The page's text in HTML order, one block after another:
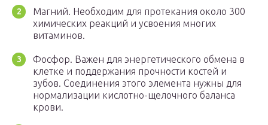
Магний. Необходим для протекания около 300
химических реакций и усвоения многих
витаминов.
Фосфор. Важен для энергетического обмена в
клетке и поддержания прочности костей и
зубов. Соединения этого элемента нужны для
нормализации кислотно-щелочного баланса
крови.